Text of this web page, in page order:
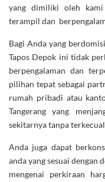
yang dimiliki oleh
terampil dan
Bagi Anda yang
Tapos Depok ini tidak
berpengalaman dan
pilihan tepat sebagai
rumah pribadi atau
Tangerang yang
sekitarnya tanpa
Anda juga dapat
anda yang sesuai dengan
mengenai perkiraan